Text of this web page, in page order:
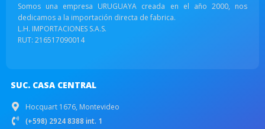
Somos una empresa URUGUAYA creada en el año 2000, nos
dedicamos a la importación directa de fabrica.
L.H. IMPORTACIONES S.A.S.
RUT: 216517090014
SUC. CASA CENTRAL
Hocquart 1676, Montevideo
(+598) 2924 8388 int. 1